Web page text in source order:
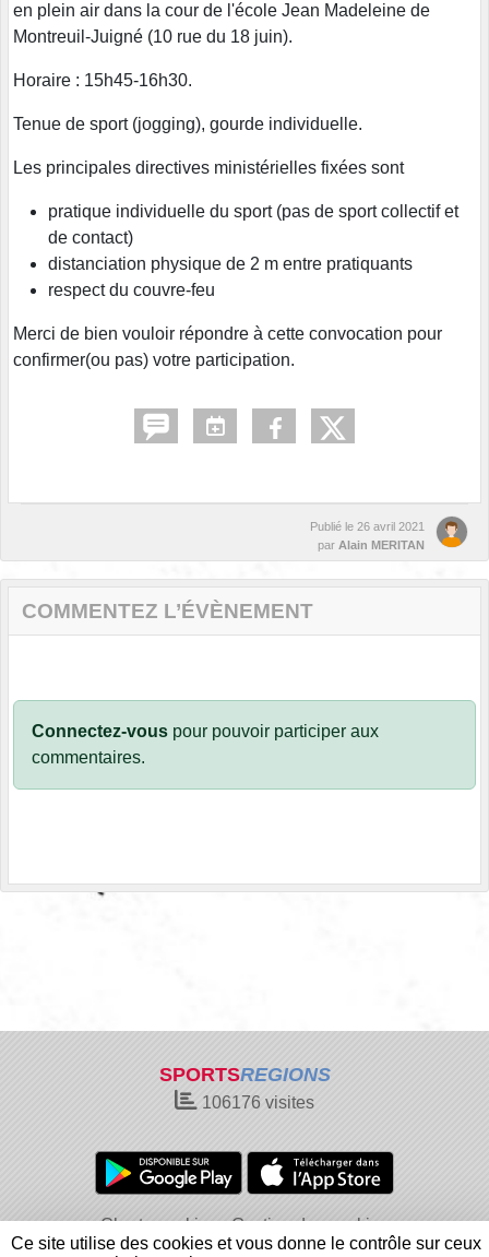
en plein air dans la cour de l'école Jean Madeleine de
Montreuil-Juigné (10 rue du 18 juin).
Horaire : 15h45-16h30.
Tenue de sport (jogging), gourde individuelle.
Les principales directives ministérielles fixées sont
pratique individuelle du sport (pas de sport collectif et
de contact)
distanciation physique de 2 m entre pratiquants
respect du couvre-feu
Merci de bien vouloir répondre à cette convocation pour
confirmer(ou pas) votre participation.
Publié le 26 avril 2021
par Alain MERITAN
COMMENTEZ L’ÉVÈNEMENT
Connectez-vous pour pouvoir participer aux
commentaires.
SPORTSREGIONS
106176 visites
Charte cookies
Gestion des cookies
Informations légales
Signaler un contenu inapproprié
Ce site utilise des cookies et vous donne le contrôle sur ceux